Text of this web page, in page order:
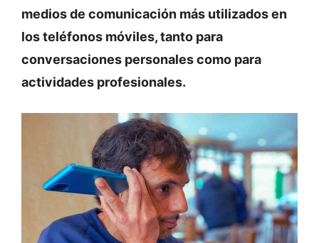
medios de comunicación más utilizados en
los teléfonos móviles, tanto para
conversaciones personales como para
actividades profesionales.